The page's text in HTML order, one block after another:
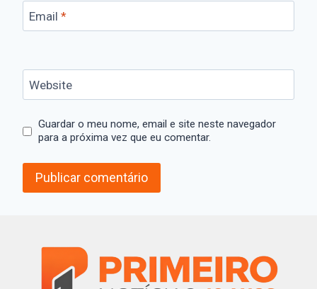
Email *
Website
Guardar o meu nome, email e site neste navegador
para a próxima vez que eu comentar.